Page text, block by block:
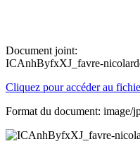
Document joint:
ICAnhByfxXJ_favre-
Cliquez pour accéder au
Format du document: image/